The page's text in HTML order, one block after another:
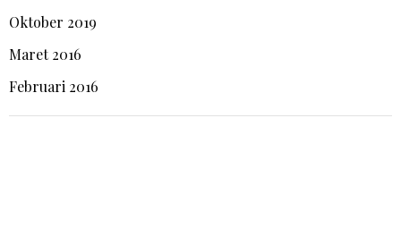
Oktober 2019
Maret 2016
Februari 2016